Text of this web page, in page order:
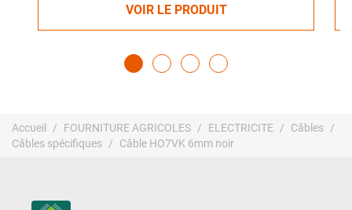
VOIR LE PRODUIT
Accueil FOURNITURE AGRICOLES ELECTRICITE
Câbles
Câbles spécifiques
Câble HO7VK 6mm noir